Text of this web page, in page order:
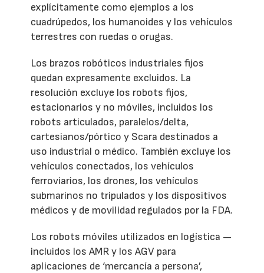
explícitamente como ejemplos a los
cuadrúpedos, los humanoides y los vehículos
terrestres con ruedas o orugas.
Los brazos robóticos industriales fijos
quedan expresamente excluidos. La
resolución excluye los robots fijos,
estacionarios y no móviles, incluidos los
robots articulados, paralelos/delta,
cartesianos/pórtico y Scara destinados a
uso industrial o médico. También excluye los
vehículos conectados, los vehículos
ferroviarios, los drones, los vehículos
submarinos no tripulados y los dispositivos
médicos y de movilidad regulados por la FDA.
Los robots móviles utilizados en logística —
incluidos los AMR y los AGV para
aplicaciones de ‘mercancía a persona’,